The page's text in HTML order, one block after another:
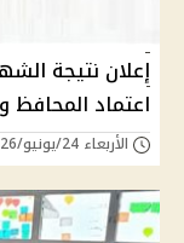
إعلان نتيجة
اعتماد المحافظ
الأربعاء 24/يونيو/2026 - 09:51 ص